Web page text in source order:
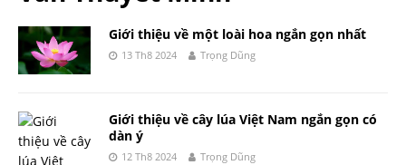
Giới thiệu về một loài hoa ngắn gọn nhất
13 Th8 2024 Trọng Dũng
Giới thiệu về cây lúa Việt Nam ngắn gọn có
dàn ý
12 Th8 2024 Trọng Dũng